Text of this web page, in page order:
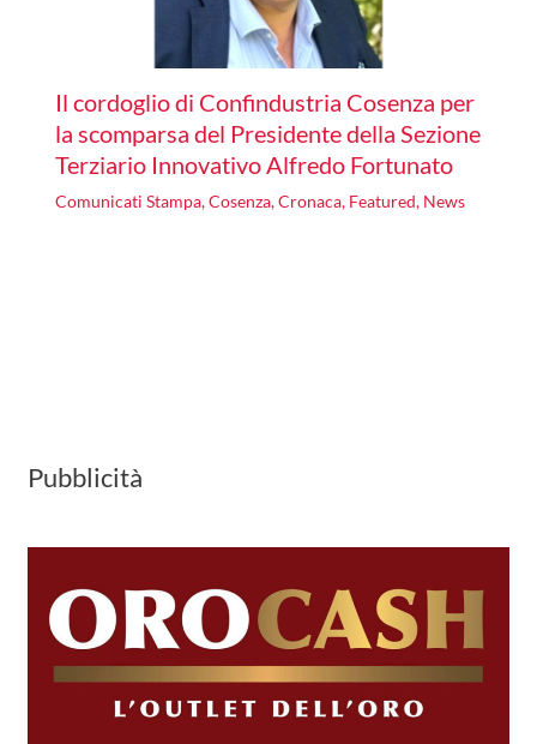
Il cordoglio di Confindustria Cosenza per
la scomparsa del Presidente della Sezione
Terziario Innovativo Alfredo Fortunato
Comunicati Stampa,Cosenza,Cronaca, Featured, News
Pubblicità